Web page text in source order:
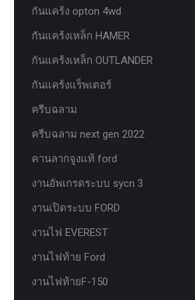
กันแคร้ง opton 4wd
กันแคร้งเหล็ก HAMER
กันแคร้งเหล็ก OUTLANDER
กันแคร้งแร็พเตอร์
ครีบฉลาม
ครีบฉลาม next gen 2022
คานลากจูงแท้ ford
งานอัพเกรดระบบ sycn 3
งานเปิดระบบ FORD
งานไฟ EVEREST
งานไฟท้าย Ford
งานไฟท้ายF-150